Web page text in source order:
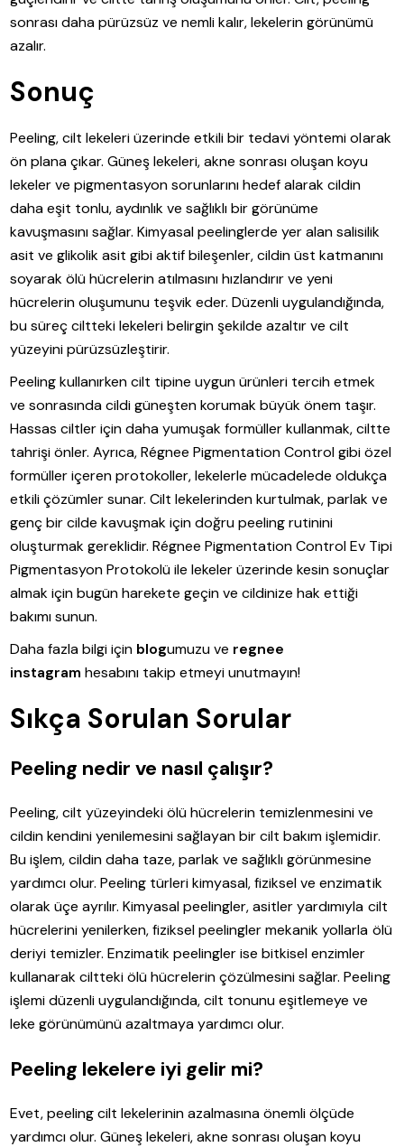
sonrası daha pürüzsüz ve nemli kalır, lekelerin görünümü
azalır.
Sonuç
Peeling, cilt lekeleri üzerinde etkili bir tedavi yöntemi olarak
ön plana çıkar. Güneş lekeleri, akne sonrası oluşan koyu
lekeler ve pigmentasyon sorunlarını hedef alarak cildin
daha eşit tonlu, aydınlık ve sağlıklı bir görünüme
kavuşmasını sağlar. Kimyasal peelinglerde yer alan salisilik
asit ve glikolik asit gibi aktif bileşenler, cildin üst katmanını
soyarak ölü hücrelerin atılmasını hızlandırır ve yeni
hücrelerin oluşumunu teşvik eder. Düzenli uygulandığında,
bu süreç ciltteki lekeleri belirgin şekilde azaltır ve cilt
yüzeyini pürüzsüzleştirir.
Peeling kullanırken cilt tipine uygun ürünleri tercih etmek
ve sonrasında cildi güneşten korumak büyük önem taşır.
Hassas ciltler için daha yumuşak formüller kullanmak, ciltte
tahrişi önler. Ayrıca, Régnee Pigmentation Control gibi özel
formüller içeren protokoller, lekelerle mücadelede oldukça
etkili çözümler sunar. Cilt lekelerinden kurtulmak, parlak ve
genç bir cilde kavuşmak için doğru peeling rutinini
oluşturmak gereklidir. Régnee Pigmentation Control Ev Tipi
Pigmentasyon Protokolü ile lekeler üzerinde kesin sonuçlar
almak için bugün harekete geçin ve cildinize hak ettiği
bakımı sunun.
Daha fazla bilgi için blogumuzu ve regnee
instagram hesabını takip etmeyi unutmayın!
Sıkça Sorulan Sorular
Peeling nedir ve nasıl çalışır?
Peeling, cilt yüzeyindeki ölü hücrelerin temizlenmesini ve
cildin kendini yenilemesini sağlayan bir cilt bakım işlemidir.
Bu işlem, cildin daha taze, parlak ve sağlıklı görünmesine
yardımcı olur. Peeling türleri kimyasal, fiziksel ve enzimatik
olarak üçe ayrılır. Kimyasal peelingler, asitler yardımıyla cilt
hücrelerini yenilerken, fiziksel peelingler mekanik yollarla ölü
deriyi temizler. Enzimatik peelingler ise bitkisel enzimler
kullanarak ciltteki ölü hücrelerin çözülmesini sağlar. Peeling
işlemi düzenli uygulandığında, cilt tonunu eşitlemeye ve
leke görünümünü azaltmaya yardımcı olur.
Peeling lekelere iyi gelir mi?
Evet, peeling cilt lekelerinin azalmasına önemli ölçüde
yardımcı olur. Güneş lekeleri, akne sonrası oluşan koyu